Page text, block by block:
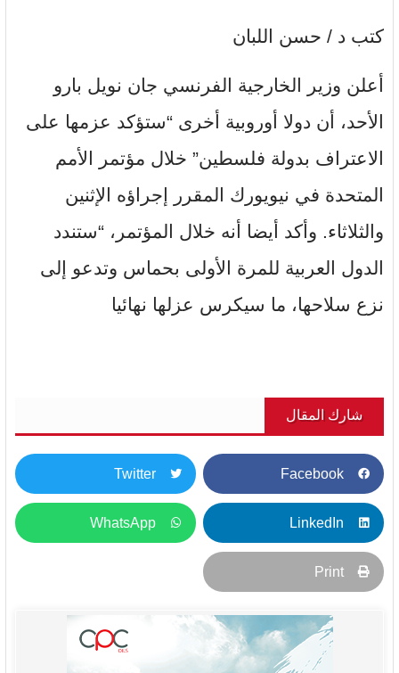
كتب د / حسن اللبان
أعلن وزير الخارجية الفرنسي جان نويل بارو
الأحد، أن دولا أوروبية أخرى “ستؤكد عزمها على
الاعتراف بدولة فلسطين” خلال مؤتمر الأمم
المتحدة في نيويورك المقرر إجراؤه الإثنين
والثلاثاء. وأكد أيضا أنه خلال المؤتمر، “ستندد
الدول العربية للمرة الأولى بحماس وتدعو إلى
نزع سلاحها، ما سيكرس عزلها نهائيا
شارك المقال
Facebook
Twitter
LinkedIn
WhatsApp
Print